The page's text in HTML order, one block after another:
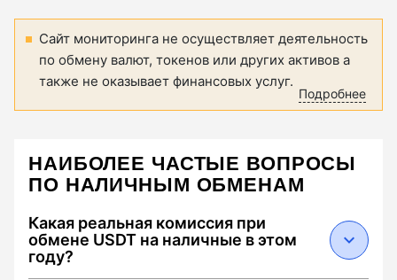
Сайт мониторинга не осуществляет деятельность
по обмену валют, токенов или других активов а
также не оказывает финансовых услуг.
Подробнее
НАИБОЛЕЕ ЧАСТЫЕ ВОПРОСЫ
ПО НАЛИЧНЫМ ОБМЕНАМ
Какая реальная комиссия при
обмене USDT на наличные в этом
году?